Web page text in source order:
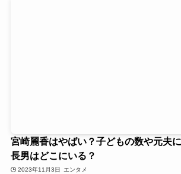
宮崎麗香はやばい？子どもの数や元夫
長男はどこにいる？
2023年11月3日 エンタメ